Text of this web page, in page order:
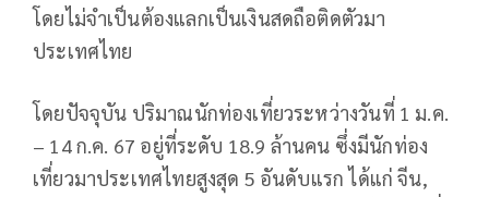
โดยไม่จำเป็นต้องแลกเป็นเงินสดถือติดตัวมา
ประเทศไทย
โดยปัจจุบัน ปริมาณนักท่องเที่ยวระหว่างวันที่ 1 ม.ค.
– 14 ก.ค. 67 อยู่ที่ระดับ 18.9 ล้านคน ซึ่งมีนักท่อง
เที่ยวมาประเทศไทยสูงสุด 5 อันดับแรก ได้แก่ จีน,